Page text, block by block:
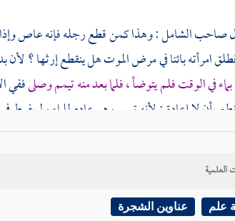
صاحب الشامل : وهذا كمن قطع رجله فإنه عاص
امرأته بائنا في مرض الموت هل ينقطع إرثها ؟
في الوقت فلم يتوضأ ، فلما بعد منه تيمم وصلىففي
بأن لا إعادة ; لأنه تيمم وهو عادم للماء ولم يفرط
والله أعلم
العلمية
علم عناوين الشجرة